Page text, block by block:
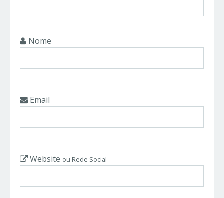
Nome
Email
Website ou Rede Social